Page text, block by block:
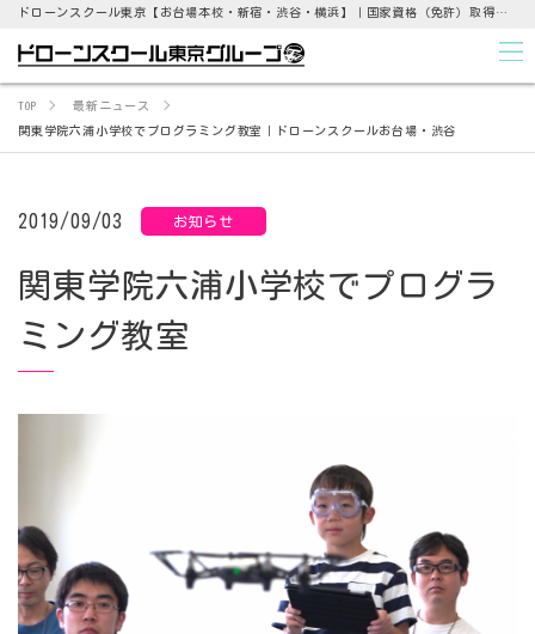
ドローンスクール東京【お台場本校・新宿・渋谷・横浜】｜国家資格（免許）取得支援から点検業務まで
TOP 最新ニュース
関東学院六浦小学校でプログラミング教室｜ドローンスクールお台場・渋谷
2019/09/03 お知らせ
関東学院六浦小学校でプログラ
ミング教室